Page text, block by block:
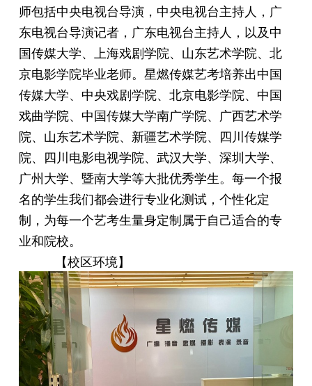
师包括中央电视台导演，中央电视台主持人，广
东电视台导演记者，广东电视台主持人，以及中
国传媒大学、上海戏剧学院、山东艺术学院、北
京电影学院毕业老师。星燃传媒艺考培养出中国
传媒大学、中央戏剧学院、北京电影学院、中国
戏曲学院、中国传媒大学南广学院、广西艺术学
院、山东艺术学院、新疆艺术学院、四川传媒学
院、四川电影电视学院、武汉大学、深圳大学、
广州大学、暨南大学等大批优秀学生。每一个报
名的学生我们都会进行专业化测试，个性化定
制，为每一个艺考生量身定制属于自己适合的专
业和院校。
【校区环境】